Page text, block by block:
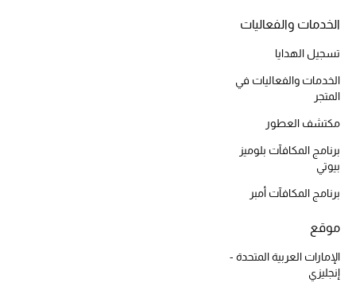
الموسم الجديد
تشكيلة الأحذية
أحذية للأطفال
الخدمات والفعاليات
تسجيل الهدايا
الخدمات والفعاليات في
المتجر
مكتشف العطور
برنامج المكافآت بلوميز
بيوتي
برنامج المكافآت أمبر
موقع
الإمارات العربية المتحدة -
إنجليزي